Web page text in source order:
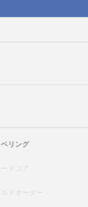
ベリング
ドコア
ルドオーダー